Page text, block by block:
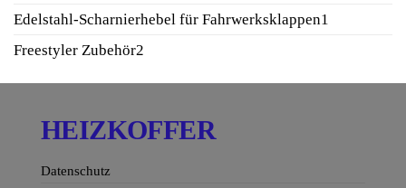
Produkte
Edelstahl-Scharnierhebel für Fahrwerksklappen1
Freestyler Zubehör2
HEIZKOFFER
Datenschutz